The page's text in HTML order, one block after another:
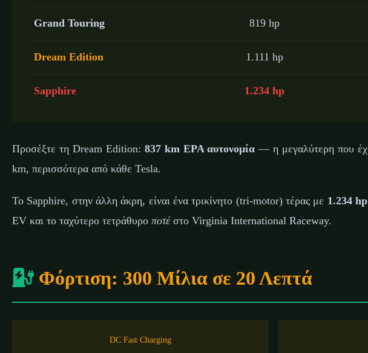
Grand Touring 819 hp
Dream Edition 1.111 hp
Sapphire 1.234 hp
Προσέξτε τη Dream Edition: 837 km EPA αυτονομία — η μεγαλύτερη που
km, περισσότερα από κάθε Tesla.
To Sapphire, στην άλλη άκρη, είναι ένα τρικίνητο (tri-motor) τέρας με 1.234
EV και το ταχύτερο τετράθυρο ποτέ στο Virginia International Raceway.
Φόρτιση: 300 Μίλια σε 20 Λεπτά
DC Fast Charging